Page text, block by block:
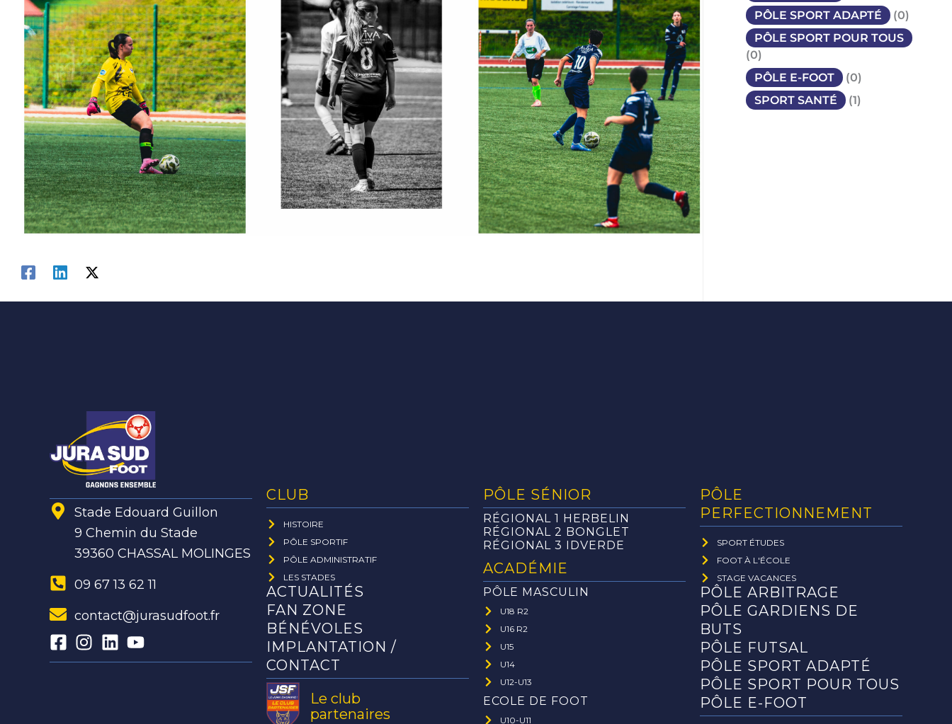
PÔLE SPORT ADAPTÉ
(0)
PÔLE SPORT POUR TOUS
(0)
PÔLE E-FOOT
(0)
SPORT SANTÉ
(1)
Stade Edouard Guillon
9 Chemin du Stade
39360 CHASSAL MOLINGES
09 67 13 62 11
contact@jurasudfoot.fr
CLUB
HISTOIRE
PÔLE SPORTIF
PÔLE ADMINISTRATIF
LES STADES
ACTUALITÉS
FAN ZONE
BÉNÉVOLES
IMPLANTATION /
CONTACT
Le club
partenaires
PÔLE SÉNIOR
RÉGIONAL 1 HERBELIN
RÉGIONAL 2 BONGLET
RÉGIONAL 3 IDVERDE
ACADÉMIE
PÔLE MASCULIN
U18 R2
U16 R2
U15
U14
U12-U13
ECOLE DE FOOT
U10-U11
PÔLE
PERFECTIONNEMENT
SPORT ÉTUDES
FOOT À L'ÉCOLE
STAGE VACANCES
PÔLE ARBITRAGE
PÔLE GARDIENS DE
BUTS
PÔLE FUTSAL
PÔLE SPORT ADAPTÉ
PÔLE SPORT POUR TOUS
PÔLE E-FOOT